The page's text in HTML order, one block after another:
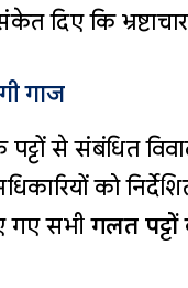
दिए कि
गाज
से संबंधित
को
गए सभीगलत